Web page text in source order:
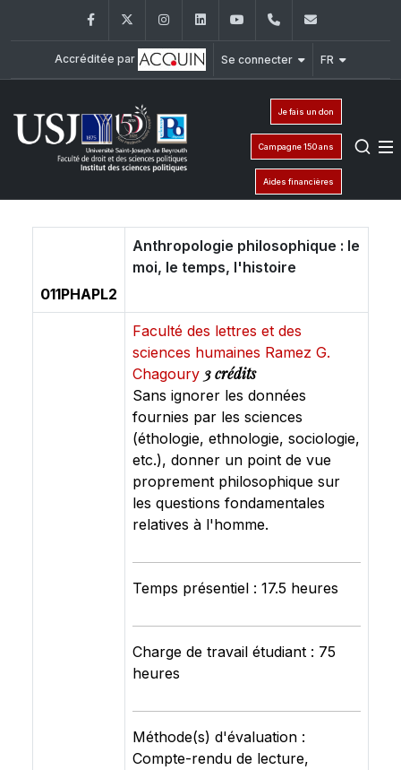
FacebookTwitter InstagramLinkedInYouTube+961 (1) 421 443
Accréditée par Se connecter FR
Je fais un don
Campagne 150 ans
Aides financières
011PHAPL2
Anthropologie philosophique : le
moi, le temps, l'histoire
Faculté des lettres et des
sciences humaines Ramez G.
Chagoury 3 crédits
Sans ignorer les données
fournies par les sciences
(éthologie, ethnologie, sociologie,
etc.), donner un point de vue
proprement philosophique sur
les questions fondamentales
relatives à l'homme.
Temps présentiel : 17.5 heures
Charge de travail étudiant : 75
heures
Méthode(s) d'évaluation :
Compte-rendu de lecture,